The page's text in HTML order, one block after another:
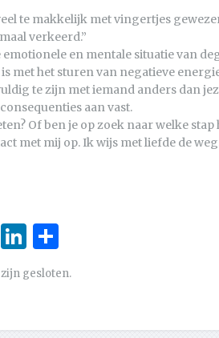
te makkelijk met vingertjes
verkeerd.”
emotionele en mentale situatie van
met het sturen van negatieve
te zijn met iemand anders dan
aan vast.
Of ben je op zoek naar welke
met mij op. Ik wijs met liefde de
GmailLinkedIn
gesloten.